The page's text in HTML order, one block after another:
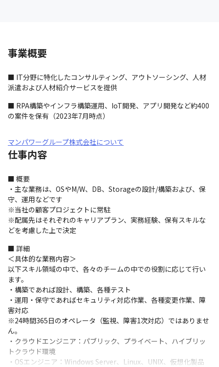
事業概要
■ IT分野に特化したコンサルティング、アウトソーシング、人材
派遣および人材紹介サービスを提供
■ RPA構築やインフラ構築運用、IoT開発、アプリ開発など約400
の案件を保有（2023年7月時点）
マンパワーグループ株式会社について
仕事内容
■ 概要
・主な業務は、OSやM/W、DB、Storageの設計/構築および、保
守、運用などです
※当社の顧客プロジェクトに常駐
※配属先はそれぞれのキャリアプラン、実務経験、保有スキルな
どを考慮した上で決定
■ 詳細
＜具体的な業務内容＞
以下スキル領域の中で、各々のチームの中での役割に応じて行い
ます。
・構築であれば設計、構築、各種テスト
・運用・保守であればセキュリティ対応作業、各種変更作業、障
害対応
※24時間365日のオペレータ（監視、障害1次対応）ではありませ
ん。
・クラウドエンジニア：パブリック、プライベート、ハイブリッ
トクラウド環境
・OSエンジニア：Windows Server、Linux、UNIX、仮想化製品